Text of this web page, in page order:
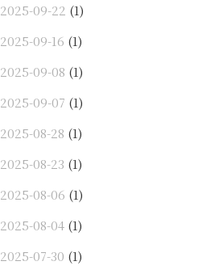
2025-09-22 (1)
2025-09-16 (1)
2025-09-08 (1)
2025-09-07 (1)
2025-08-28 (1)
2025-08-23 (1)
2025-08-06 (1)
2025-08-04 (1)
2025-07-30 (1)